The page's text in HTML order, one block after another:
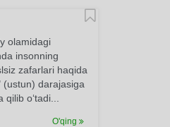
olamidagi
insonning
zafarlari haqida
darajasiga
o‘tadi...
O'qing